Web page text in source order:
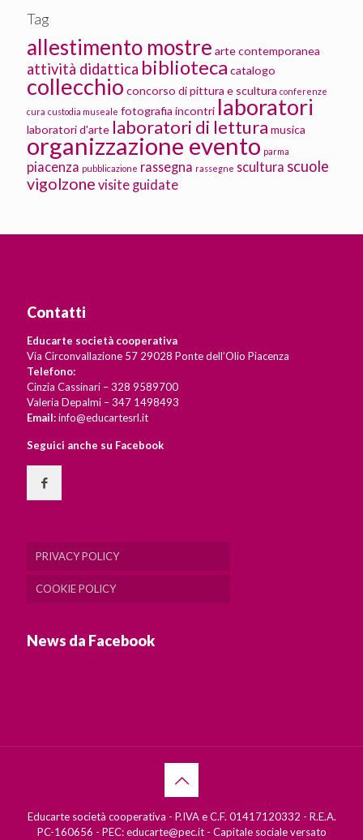
Tag
allestimento mostre arte contemporanea
attività didattica biblioteca catalogo
collecchio concorso di pittura e scultura conferenze
cura custodia museale fotografia incontri laboratori
laboratori d'arte laboratori di lettura musica
organizzazione evento parma
piacenza pubblicazione rassegna rassegne scultura scuole
vigolzone visite guidate
Contatti
Educarte società cooperativa
Via Circonvallazione 57 29028 Ponte dell’Olio Piacenza
Telefono:
Cinzia Cassinari – 328 9589700
Valeria Depalmi – 347 1498493
Email:info@educartesrl.it
Seguici anche su Facebook
PRIVACY POLICY
COOKIE POLICY
News da Facebook
Educarte società cooperativa - P.IVA e C.F. 01417120332 - R.E.A.
PC-160656 - PEC: educarte@pec.it - Capitale sociale versato